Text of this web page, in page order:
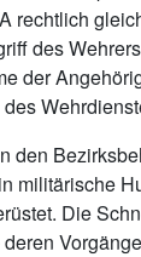
rechtlich
des
der
militärische
Die